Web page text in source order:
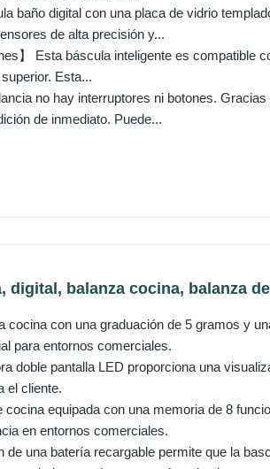
baño digital con una placa de vidrio
de alta precisión y...
】 Esta báscula inteligente es compatible
Esta...
no hay interruptores ni botones.
de inmediato. Puede...
digital, balanza cocina, balanza
con una graduación de 5 gramos y
para entornos comerciales.
doble pantalla LED proporciona una
el cliente.
equipada con una memoria de 8
en entornos comerciales.
una batería recargable permite que la